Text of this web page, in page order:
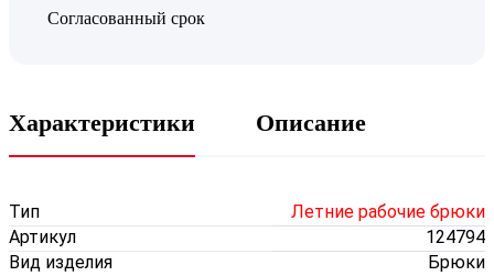
Согласованный срок
Характеристики Описание
Тип
Летние рабочие брюки
Артикул
124794
Вид изделия
Брюки